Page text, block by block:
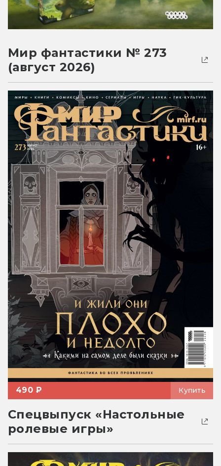
Мир фантастики № 273
(август 2026)
490 ₽ Купить
Спецвыпуск «Настольные
ролевые игры»